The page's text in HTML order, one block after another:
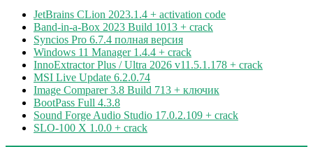
JetBrains CLion 2023.1.4 + activation code
Band-in-a-Box 2023 Build 1013 + crack
Syncios Pro 6.7.4 полная версия
Windows 11 Manager 1.4.4 + crack
InnoExtractor Plus / Ultra 2026 v11.5.1.178 + crack
MSI Live Update 6.2.0.74
Image Comparer 3.8 Build 713 + ключик
BootPass Full 4.3.8
Sound Forge Audio Studio 17.0.2.109 + crack
SLO-100 X 1.0.0 + crack